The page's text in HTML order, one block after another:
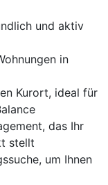
und aktiv
in
Kurort, ideal für
das Ihr
stellt
um Ihnen